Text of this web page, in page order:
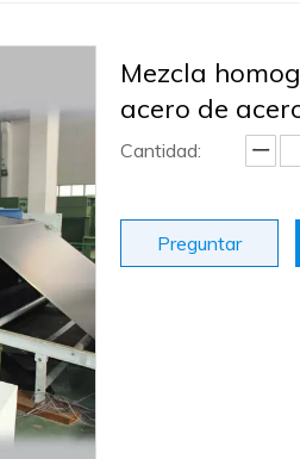
Mezcla
acero de
Cantidad:
Preguntar